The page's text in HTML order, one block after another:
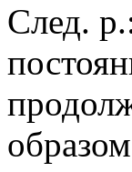
След.